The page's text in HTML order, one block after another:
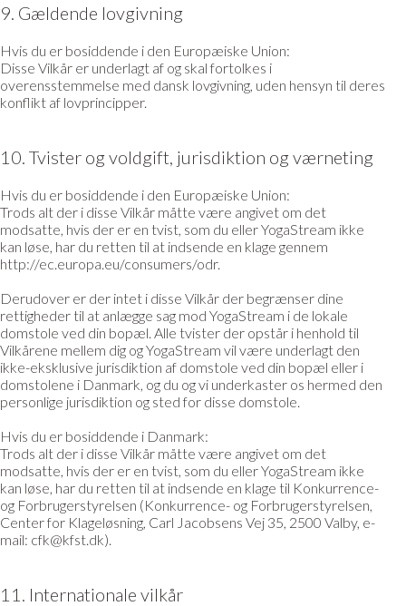
9. Gældende lovgivning
Hvis du er bosiddende i den Europæiske Union:
Disse Vilkår er underlagt af og skal fortolkes i
overensstemmelse med dansk lovgivning, uden hensyn til deres
konflikt af lovprincipper.
10. Tvister og voldgift, jurisdiktion og værneting
Hvis du er bosiddende i den Europæiske Union:
Trods alt der i disse Vilkår måtte være angivet om det
modsatte, hvis der er en tvist, som du eller YogaStream ikke
kan løse, har du retten til at indsende en klage gennem
http://ec.europa.eu/consumers/odr.
Derudover er der intet i disse Vilkår der begrænser dine
rettigheder til at anlægge sag mod YogaStream i de lokale
domstole ved din bopæl. Alle tvister der opstår i henhold til
Vilkårene mellem dig og YogaStream vil være underlagt den
ikke-eksklusive jurisdiktion af domstole ved din bopæl eller i
domstolene i Danmark, og du og vi underkaster os hermed den
personlige jurisdiktion og sted for disse domstole.
Hvis du er bosiddende i Danmark:
Trods alt der i disse Vilkår måtte være angivet om det
modsatte, hvis der er en tvist, som du eller YogaStream ikke
kan løse, har du retten til at indsende en klage til Konkurrence-
og Forbrugerstyrelsen (Konkurrence- og Forbrugerstyrelsen,
Center for Klageløsning, Carl Jacobsens Vej 35, 2500 Valby, e-
mail: cfk@kfst.dk).
11. Internationale vilkår